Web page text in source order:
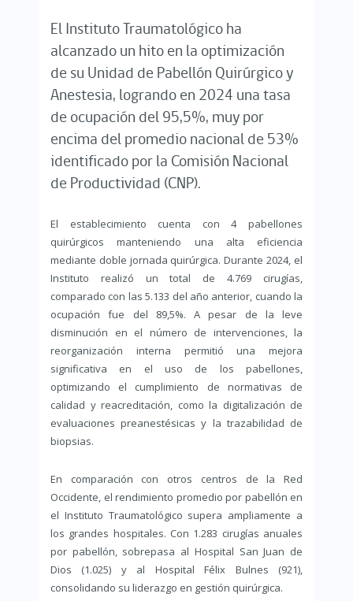
El Instituto Traumatológico ha
alcanzado un hito en la optimización
de su Unidad de Pabellón Quirúrgico y
Anestesia, logrando en 2024 una tasa
de ocupación del 95,5%, muy por
encima del promedio nacional de 53%
identificado por la Comisión Nacional
de Productividad (CNP).
El establecimiento cuenta con 4 pabellones
quirúrgicos manteniendo una alta eficiencia
mediante doble jornada quirúrgica. Durante 2024, el
Instituto realizó un total de 4.769 cirugías,
comparado con las 5.133 del año anterior, cuando la
ocupación fue del 89,5%. A pesar de la leve
disminución en el número de intervenciones, la
reorganización interna permitió una mejora
significativa en el uso de los pabellones,
optimizando el cumplimiento de normativas de
calidad y reacreditación, como la digitalización de
evaluaciones preanestésicas y la trazabilidad de
biopsias.
En comparación con otros centros de la Red
Occidente, el rendimiento promedio por pabellón en
el Instituto Traumatológico supera ampliamente a
los grandes hospitales. Con 1.283 cirugías anuales
por pabellón, sobrepasa al Hospital San Juan de
Dios (1.025) y al Hospital Félix Bulnes (921),
consolidando su liderazgo en gestión quirúrgica.